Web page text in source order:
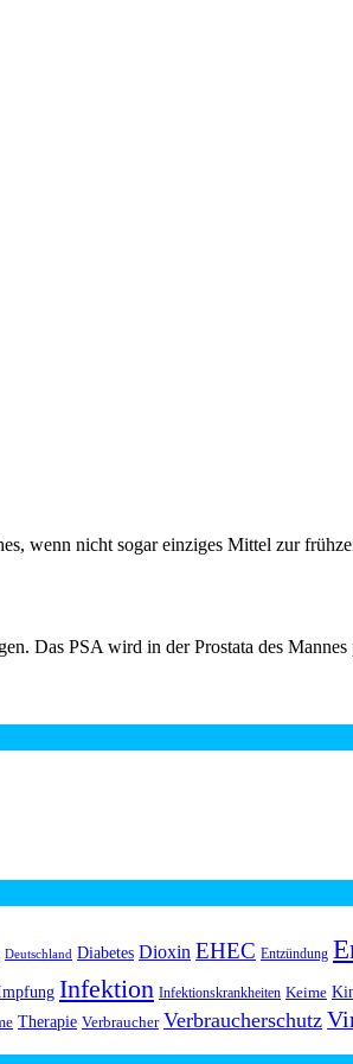
wenn nicht sogar einziges Mittel zur
Das PSA wird in der Prostata des
Deutschland Diabetes Dioxin EHEC Entzündung
Infektion Infektionskrankheiten Keime
Therapie Verbraucher Verbraucherschutz